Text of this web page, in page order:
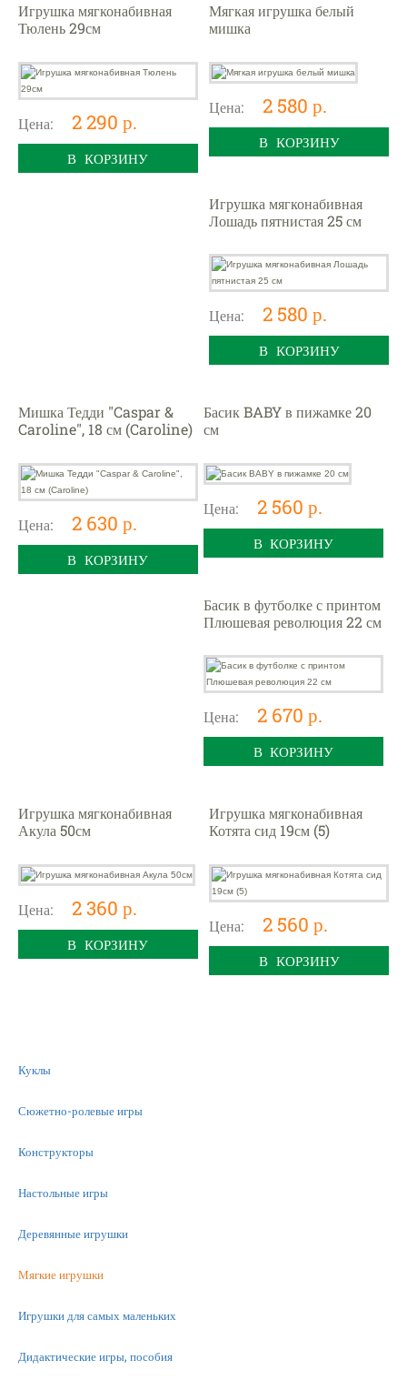
Игрушка мягконабивная
Тюлень 29см
Цена: 2 290 р.
В КОРЗИНУ
Мягкая игрушка белый
мишка
Цена: 2 580 р.
В КОРЗИНУ
Игрушка мягконабивная
Лошадь пятнистая 25 см
Цена: 2 580 р.
В КОРЗИНУ
Мишка Тедди "Caspar &
Caroline", 18 см (Caroline)
Цена: 2 630 р.
В КОРЗИНУ
Басик BABY в пижамке 20
см
Цена: 2 560 р.
В КОРЗИНУ
Басик в футболке с принтом
Плюшевая революция 22 см
Цена: 2 670 р.
В КОРЗИНУ
Игрушка мягконабивная
Акула 50см
Цена: 2 360 р.
В КОРЗИНУ
Игрушка мягконабивная
Котята сид 19см (5)
Цена: 2 560 р.
В КОРЗИНУ
Куклы
Сюжетно-ролевые игры
Конструкторы
Настольные игры
Деревянные игрушки
Мягкие игрушки
Игрушки для самых маленьких
Дидактические игры, пособия